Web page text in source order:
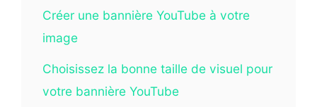
Créer une bannière YouTube à votre
image
Choisissez la bonne taille de visuel pour
votre bannière YouTube